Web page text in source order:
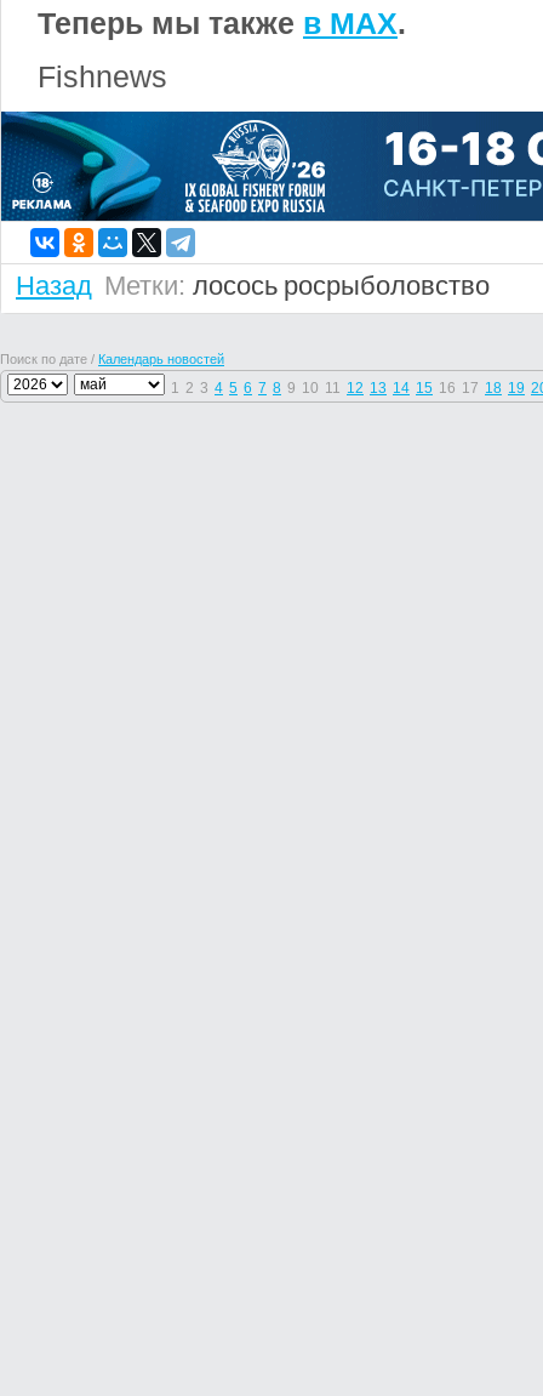
Теперь мы также в MAX.
Fishnews
Назад Метки: лосось росрыболовство
Поиск по дате / Календарь новостей
1 2 3 4 5 6 7 8 9 10 11 12 13 14 15 16 17 18 19